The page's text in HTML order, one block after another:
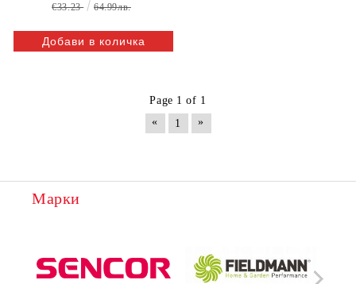
€33.23 64.99лв.
Page 1 of 1
«
1 »
Марки